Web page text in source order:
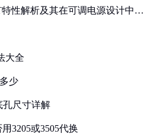
特性解析及其在可调电源设计中的
大全
少
孔尺寸详解
3205或3505代换